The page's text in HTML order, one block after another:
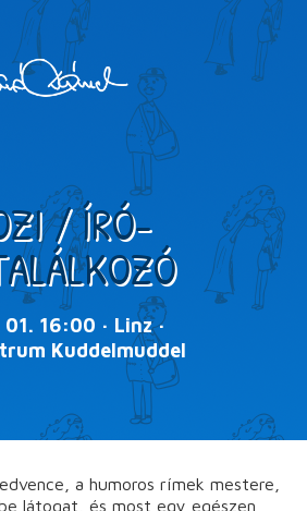
/ ÍRÓ-
16:00 · Linz ·
Kuddelmuddel
a humoros rímek mestere,
látogat, és most egy egészen